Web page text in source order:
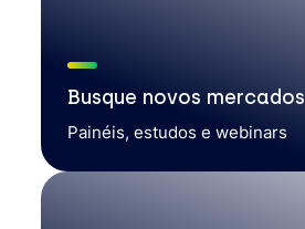
Busque novos mercados
Painéis, estudos e webinars